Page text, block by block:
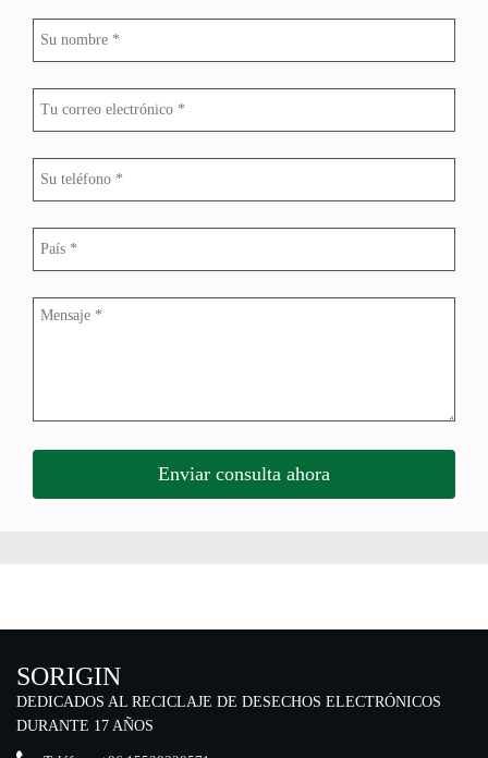
SORIGIN
DEDICADOS AL RECICLAJE DE DESECHOS ELECTRÓNICOS
DURANTE 17 AÑOS